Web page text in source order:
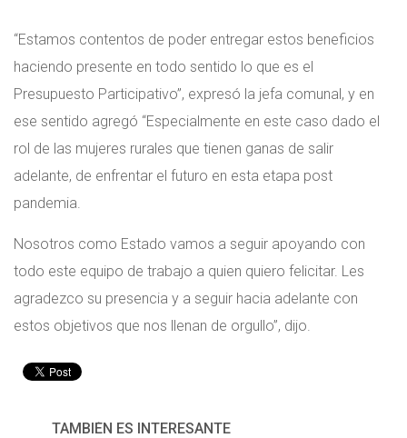
“Estamos contentos de poder entregar estos beneficios
haciendo presente en todo sentido lo que es el
Presupuesto Participativo”, expresó la jefa comunal, y en
ese sentido agregó “Especialmente en este caso dado el
rol de las mujeres rurales que tienen ganas de salir
adelante, de enfrentar el futuro en esta etapa post
pandemia.
Nosotros como Estado vamos a seguir apoyando con
todo este equipo de trabajo a quien quiero felicitar. Les
agradezco su presencia y a seguir hacia adelante con
estos objetivos que nos llenan de orgullo”, dijo.
TAMBIÉN ES INTERESANTE